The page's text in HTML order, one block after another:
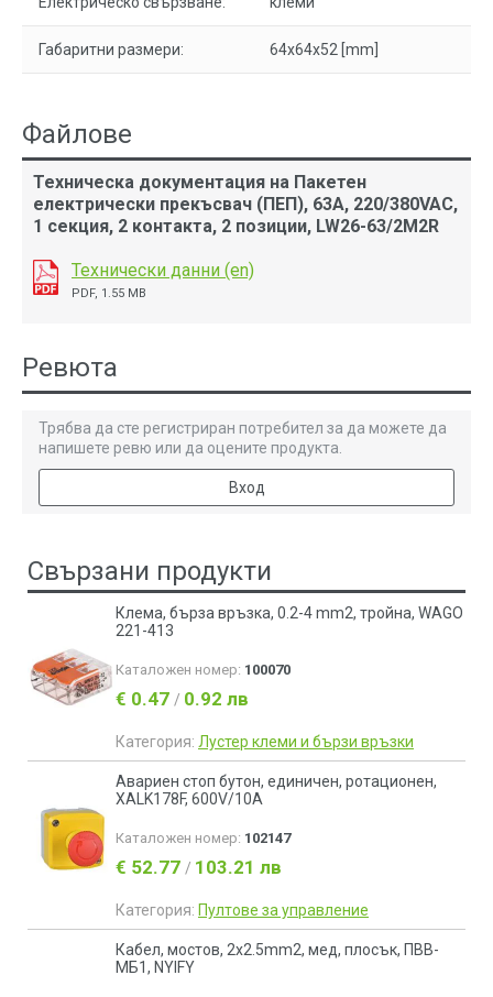
Габаритни размери: 64x64x52 [mm]
Файлове
Техническа документация на Пакетен
електрически прекъсвач (ПЕП), 63А, 220/380VAC,
1 секция, 2 контакта, 2 позиции, LW26-63/2M2R
Технически данни (en)
PDF, 1.55 MB
Ревюта
Трябва да сте регистриран потребител за да можете да
напишете ревю или да оцените продукта.
Вход
Свързани продукти
Клема, бърза връзка, 0.2-4 mm2, тройна, WAGO
221-413
Каталожен номер: 100070
€ 0.47 / 0.92 лв
Категория: Лустер клеми и бързи връзки
Авариен стоп бутон, единичен, ротационен,
XALK178F, 600V/10A
Каталожен номер: 102147
€ 52.77 / 103.21 лв
Категория: Пултове за управление
Кабел, мостов, 2х2.5mm2, мед, плосък, ПВВ-
МБ1, NYIFY